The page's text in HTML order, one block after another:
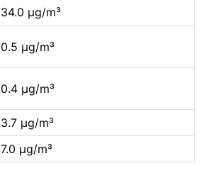
34.0 µg/m³
0.5 µg/m³
0.4 µg/m³
3.7 µg/m³
7.0 µg/m³